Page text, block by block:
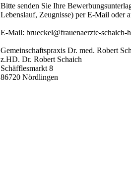
Bitte senden Sie Ihre
Lebenslauf, Zeugnisse) per E-Mail oder
E-Mail: brueckel@frauenaerzte-schaich-
Gemeinschaftspraxis Dr. med. Robert
z.HD. Dr. Robert Schaich
Schäfflesmarkt 8
86720 Nördlingen